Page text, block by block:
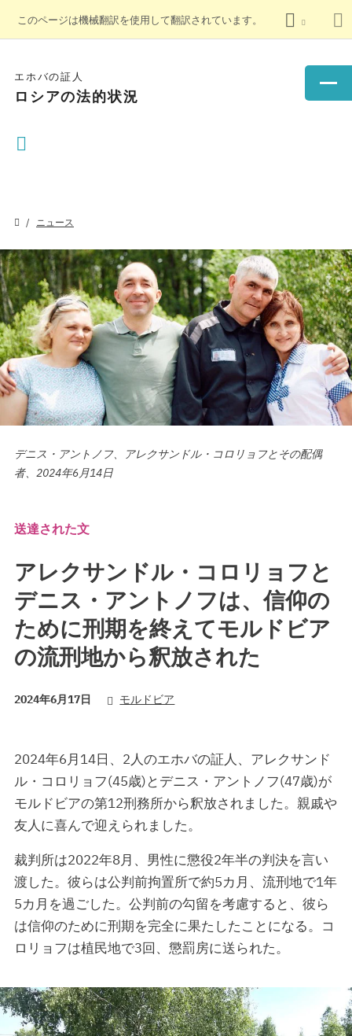
このページは機械翻訳を使用して翻訳されています。
エホバの証人
ロシアの法的状況
ニュース
デニス・アントノフ、アレクサンドル・コロリョフとその配偶
者、2024年6月14日
送達された文
アレクサンドル・コロリョフと
デニス・アントノフは、信仰の
ために刑期を終えてモルドビア
の流刑地から釈放された
2024年6月17日 モルドビア
2024年6月14日、2人のエホバの証人、アレクサンド
ル・コロリョフ(45歳)とデニス・アントノフ(47歳)が
モルドビアの第12刑務所から釈放されました。親戚や
友人に喜んで迎えられました。
裁判所は2022年8月、男性に懲役2年半の判決を言い
渡した。彼らは公判前拘置所で約5カ月、流刑地で1年
5カ月を過ごした。公判前の勾留を考慮すると、彼ら
は信仰のために刑期を完全に果たしたことになる。コ
ロリョフは植民地で3回、懲罰房に送られた。